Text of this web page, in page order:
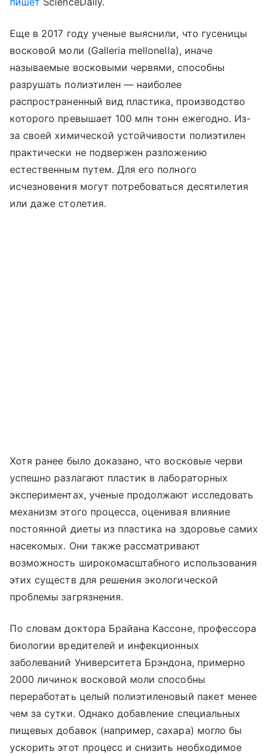
Еще в 2017 году ученые выяснили, что гусеницы
восковой моли (Galleria mellonella), иначе
называемые восковыми червями, способны
разрушать полиэтилен — наиболее
распространенный вид пластика, производство
которого превышает 100 млн тонн ежегодно. Из-
за своей химической устойчивости полиэтилен
практически не подвержен разложению
естественным путем. Для его полного
исчезновения могут потребоваться десятилетия
или даже столетия.
Хотя ранее было доказано, что восковые черви
успешно разлагают пластик в лабораторных
экспериментах, ученые продолжают исследовать
механизм этого процесса, оценивая влияние
постоянной диеты из пластика на здоровье самих
насекомых. Они также рассматривают
возможность широкомасштабного использования
этих существ для решения экологической
проблемы загрязнения.
По словам доктора Брайана Кассоне, профессора
биологии вредителей и инфекционных
заболеваний Университета Брэндона, примерно
2000 личинок восковой моли способны
переработать целый полиэтиленовый пакет менее
чем за сутки. Однако добавление специальных
пищевых добавок (например, сахара) могло бы
ускорить этот процесс и снизить необходимое